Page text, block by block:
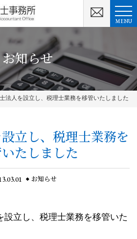
MENU
お知らせ
法人を設立し、税理士業務を移管いたしました
立し、税理士業務を
たしました
お知らせ
設立し、税理士業務を移管いた